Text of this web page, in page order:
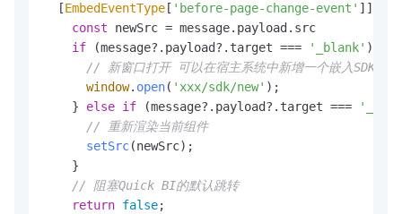
  [
EmbedEventType [ 'before-page-change-event' ]]:
const newSrc = message. payload . src
if (message?. payload?. target === '_blank' ) {
// 新窗口打开 可以在宿主系统中新增一个嵌入SDK新
window. open( 'xxx/sdk/new' );
    }
else if (message?. payload?. target ===
// 重新渲染当前组件
setSrc(newSrc);
    }
// 阻塞Quick BI的默认跳转
return false;